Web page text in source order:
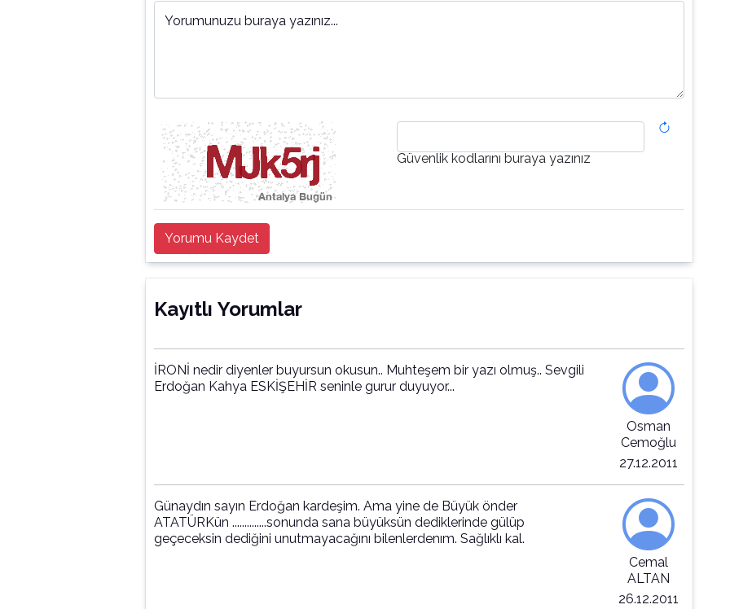
Yorumunuzu buraya yazınız...
Güvenlik kodlarını buraya yazınız
Yorumu Kaydet
Kayıtlı Yorumlar
İRONİ nedir diyenler buyursun okusun.. Muhteşem bir yazı olmuş.. Sevgili
Erdoğan Kahya ESKİŞEHİR seninle gurur duyuyor...
Osman
Cemoğlu
27.12.2011
Günaydın sayın Erdoğan kardeşim. Ama yine de Büyük önder
ATATÜRKün ..............sonunda sana büyüksün dediklerinde gülüp
geçeceksin dediğini unutmayacağını bilenlerdenım. Sağlıklı kal.
Cemal
ALTAN
26.12.2011